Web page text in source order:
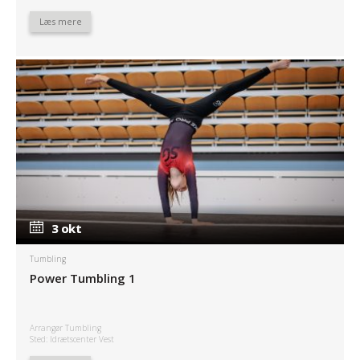
Læs mere
3 okt
3 okt
Tumbling
Power Tumbling 1
Arrangør Tumbling
Sted: Idrætscenter Vest